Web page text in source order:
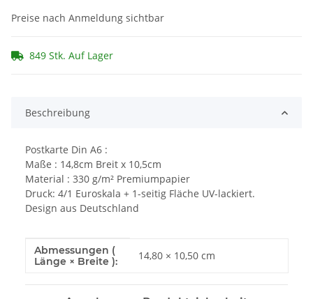
Preise nach Anmeldung sichtbar
849 Stk. Auf Lager
Beschreibung
Postkarte Din A6 :
Maße : 14,8cm Breit x 10,5cm
Material : 330 g/m² Premiumpapier
Druck: 4/1 Euroskala + 1-seitig Fläche UV-lackiert.
Design aus Deutschland
Produkteigenschaft
Wert
Abmessungen (
Länge × Breite ):
14,80 × 10,50 cm